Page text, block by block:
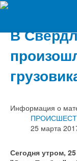
В
Информация о
25 марта
Сегодня утром,